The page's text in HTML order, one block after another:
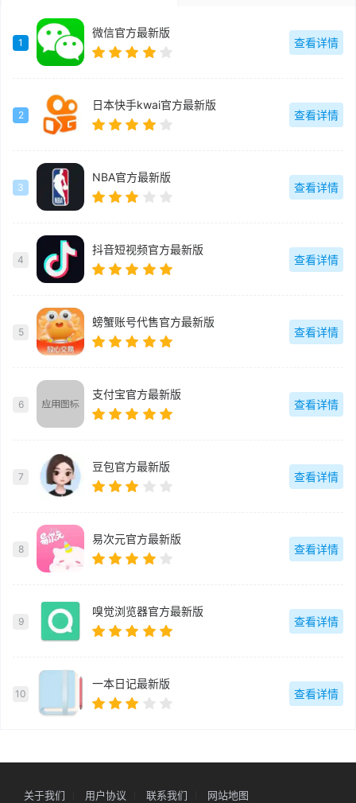
1
微信官方最新版
查看详情
2
日本快手kwai官方最新版
查看详情
3
NBA官方最新版
查看详情
4
抖音短视频官方最新版
查看详情
5
螃蟹账号代售官方最新版
查看详情
6
支付宝官方最新版
查看详情
7
豆包官方最新版
查看详情
8
易次元官方最新版
查看详情
9
嗅觉浏览器官方最新版
查看详情
10
一本日记最新版
查看详情
关于我们 用户协议 联系我们 网站地图